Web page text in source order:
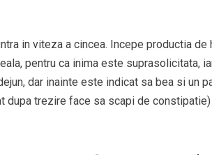
in viteza a cincea. Incepe productia
pentru ca inima este suprasolicitata,
dar inainte este indicat sa bea si un
dupa trezire face sa scapi de constipatie)